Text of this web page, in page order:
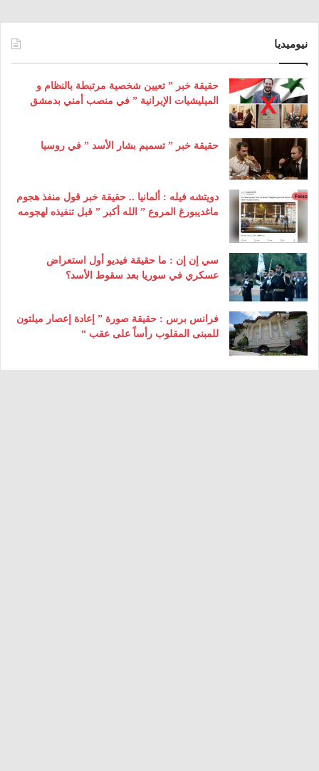
نيوميديا
حقيقة خبر ” تعيين شخصية مرتبطة بالنظام و
الميليشيات الإيرانية ” في منصب أمني بدمشق
حقيقة خبر ” تسميم بشار الأسد ” في روسيا
دويتشه فيله : ألمانيا .. حقيقة خبر قول منفذ هجوم
ماغديبورغ المروع ” الله أكبر ” قبل تنفيذه لهجومه
سي إن إن : ما حقيقة فيديو أول استعراض
عسكري في سوريا بعد سقوط الأسد؟
فرانس برس : حقيقة صورة ” إعادة إعصار ميلتون
للمبنى المقلوب رأساً على عقب “